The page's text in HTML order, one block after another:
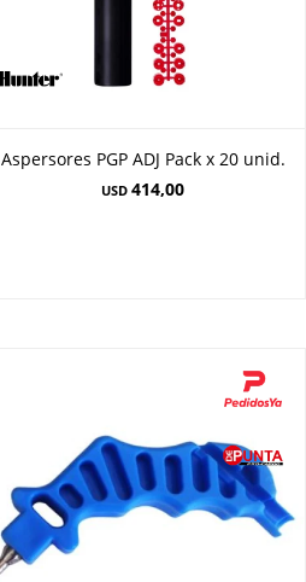
Aspersores PGP ADJ Pack x 20 unid.
USD 414,00